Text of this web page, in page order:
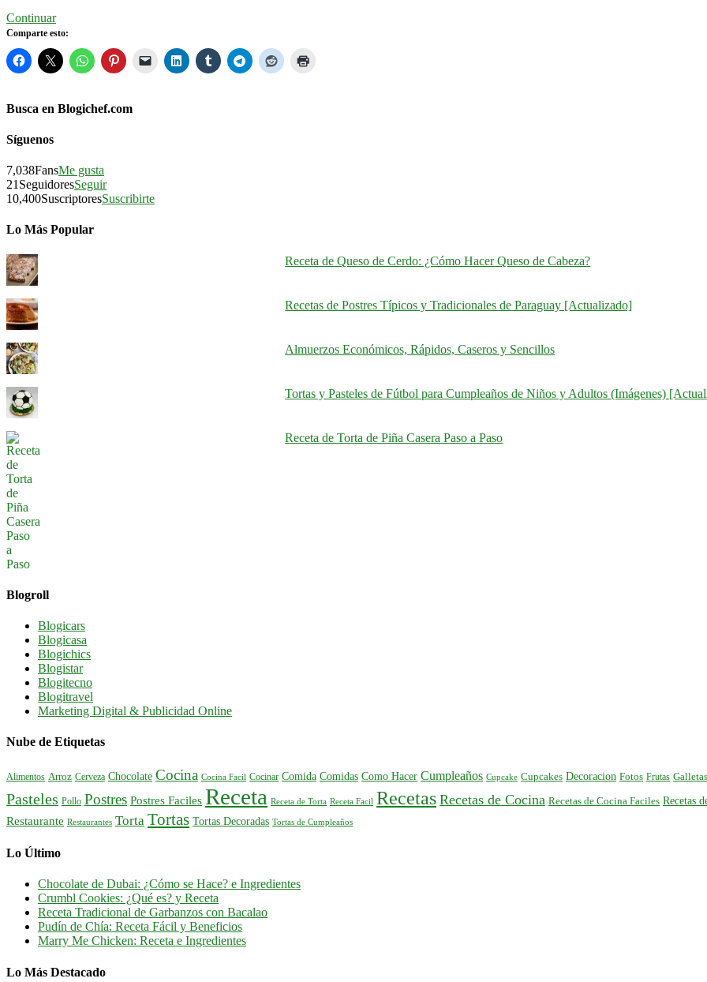
Continuar
Comparte esto:
Busca en Blogichef.com
Síguenos
7,038FansMe gusta
21 SeguidoresSeguir
10,400SuscriptoresSuscribirte
Lo Más Popular
Receta de Queso de Cerdo: ¿Cómo Hacer Queso de Cabeza?
Recetas de Postres Típicos y Tradicionales de Paraguay [Actualizado]
Almuerzos Económicos, Rápidos, Caseros y Sencillos
Tortas y Pasteles de Fútbol para Cumpleaños de Niños y Adultos (Imágenes)
Receta de Torta de Piña Casera Paso a Paso
Blogroll
Blogicars
Blogicasa
Blogichics
Blogistar
Blogitecno
Blogitravel
Marketing Digital & Publicidad Online
Nube de Etiquetas
Alimentos Arroz Cerveza Chocolate Cocina Cocina Facil Cocinar Comida Comidas Como Hacer Cumpleaños Cupcake Cupcakes Decoracion Fotos Frutas Galletas
Pasteles Pollo Postres Postres Faciles Receta Receta de Torta Receta Facil Recetas Recetas de Cocina Recetas de Cocina Faciles Recetas
Restaurante Restaurantes Torta Tortas Tortas Decoradas Tortas de Cumpleaños
Lo Último
Chocolate de Dubai: ¿Cómo se Hace? e Ingredientes
Crumbl Cookies: ¿Qué es? y Receta
Receta Tradicional de Garbanzos con Bacalao
Pudín de Chía: Receta Fácil y Beneficios
Marry Me Chicken: Receta e Ingredientes
Lo Más Destacado